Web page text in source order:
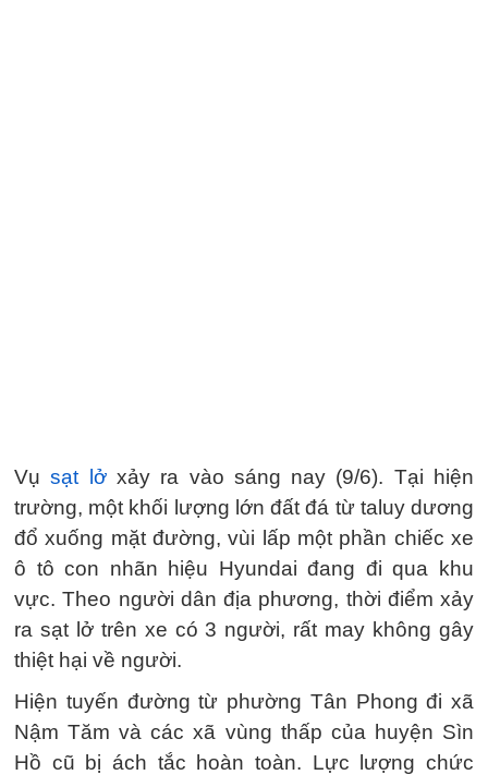
Vụsạt lởxảy ra vào sáng nay (9/6). Tại hiện
trường, một khối lượng lớn đất đá từ taluy dương
đổ xuống mặt đường, vùi lấp một phần chiếc xe
ô tô con nhãn hiệu Hyundai đang đi qua khu
vực. Theo người dân địa phương, thời điểm xảy
ra sạt lở trên xe có 3 người, rất may không gây
thiệt hại về người.
Hiện tuyến đường từ phường Tân Phong đi xã
Nậm Tăm và các xã vùng thấp của huyện Sìn
Hồ cũ bị ách tắc hoàn toàn. Lực lượng chức